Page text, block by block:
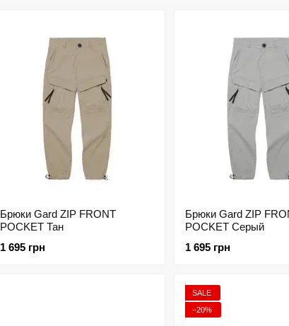
Брюки Gard ZIP FRONT
POCKET Тан
1 695 грн
Брюки Gard ZIP
POCKET Серый
1 695 грн
SALE
−20%